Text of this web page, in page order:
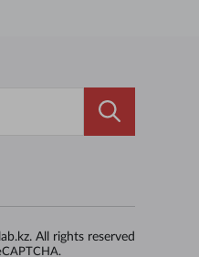
. All rights reserved